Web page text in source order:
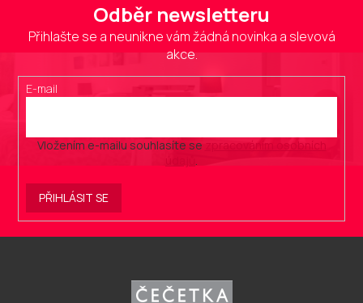
Odběr newsletteru
Přihlašte se a neunikne vám žádná novinka a slevová
akce.
E-mail
Vložením e-mailu souhlasíte se zpracováním osobních
.
PŘIHLÁSIT SE